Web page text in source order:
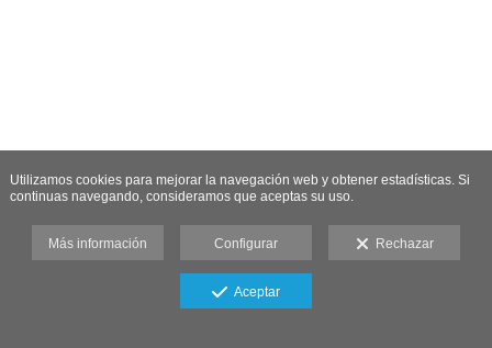
Utilizamos cookies para mejorar la navegación web y obtener estadísticas. Si
continuas navegando, consideramos que aceptas su uso.
Más información Configurar Rechazar
Aceptar